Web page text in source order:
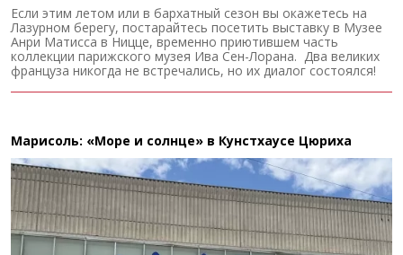
Если этим летом или в бархатный сезон вы окажетесь на
Лазурном берегу, постарайтесь посетить выставку в Музее
Анри Матисса в Ницце, временно приютившем часть
коллекции парижского музея Ива Сен-Лорана. Два великих
француза никогда не встречались, но их диалог состоялся!
Марисоль: «Море и солнце» в Кунстхаусе Цюриха